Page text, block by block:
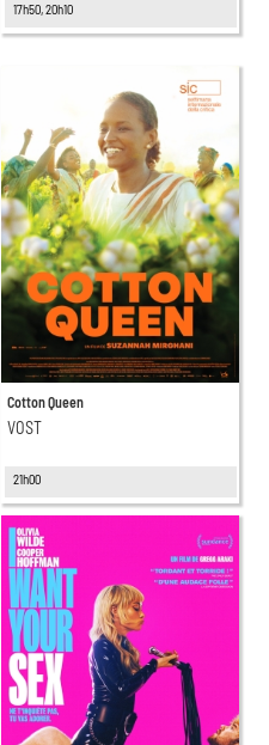
17h50, 20h10
Cotton Queen
VOST
21h00